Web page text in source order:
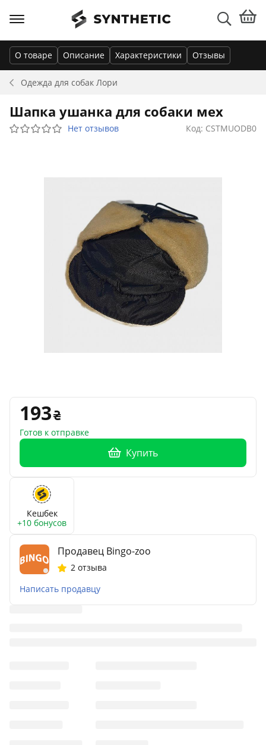
Одежда для собак Лори
О товаре Описание Характеристики Отзывы
Шапка ушанка для собаки мех
Нет отзывов Код: CSTMUODB0
193
Готов к отправке
Купить
Кешбек
+10 бонусов
Продавец Bingo-zoo
2 отзыва
Написать продавцу